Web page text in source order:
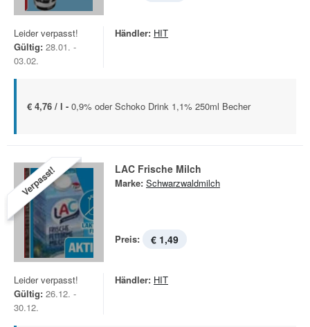
Leider verpasst!
Gültig: 28.01. -
03.02.
Händler: HIT
€ 4,76 / l - 0,9% oder Schoko Drink 1,1% 250ml Becher
Verpasst! LAC Frische Milch
Marke: Schwarzwaldmilch
Preis: € 1,49
Leider verpasst!
Gültig: 26.12. -
30.12.
Händler: HIT